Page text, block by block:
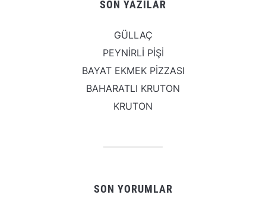
SON YAZILAR
GÜLLAÇ
PEYNİRLİ PİŞİ
BAYAT EKMEK PİZZASI
BAHARATLI KRUTON
KRUTON
SON YORUMLAR